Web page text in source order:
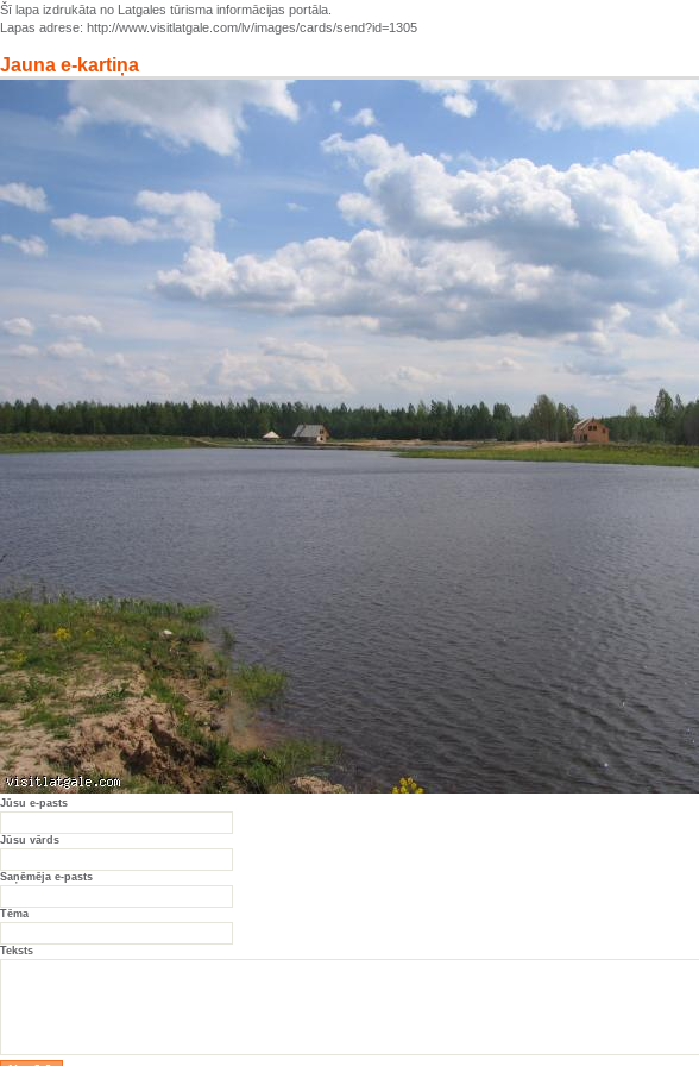
Šī lapa izdrukāta no Latgales tūrisma informācijas portāla.
Lapas adrese: http://www.visitlatgale.com/lv/images/cards/send?id=1305
Jauna e-kartiņa
Jūsu e-pasts
Jūsu vārds
Saņēmēja e-pasts
Tēma
Teksts